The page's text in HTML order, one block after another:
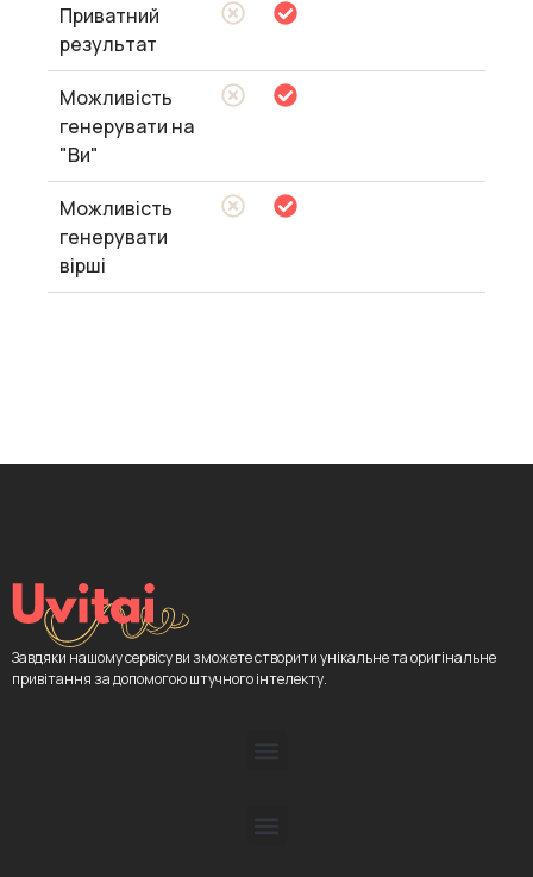
Приватний
результат
Можливість
генерувати на
"Ви"
Можливість
генерувати
вірші
Завдяки нашому сервісу ви зможете створити унікальне та оригінальне
привітання за допомогою штучного інтелекту.